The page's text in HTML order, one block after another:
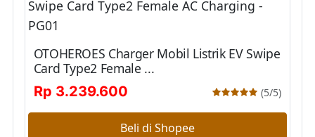
OTOHEROES Charger Mobil Listrik EV Swipe
Card Type2 Female ...
Rp 3.239.600
(5/5)
Beli di Shopee